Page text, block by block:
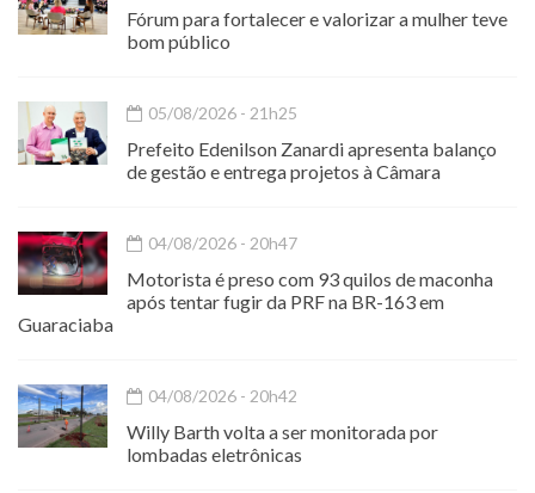
Fórum para fortalecer e valorizar a mulher teve
bom público
05/08/2026 - 21h25
Prefeito Edenilson Zanardi apresenta balanço
de gestão e entrega projetos à Câmara
04/08/2026 - 20h47
Motorista é preso com 93 quilos de maconha
após tentar fugir da PRF na BR-163 em
Guaraciaba
04/08/2026 - 20h42
Willy Barth volta a ser monitorada por
lombadas eletrônicas